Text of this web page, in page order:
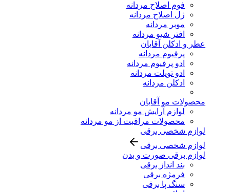
فوم اصلاح مردانه
ژل اصلاح مردانه
موبر مردانه
افتر شیو مردانه
عطر و ادکلن آقایان
پرفیوم مردانه
ادو پرفیوم مردانه
ادو تویلت مردانه
ادکلن مردانه
محصولات مو آقایان
لوازم آرایش مو مردانه
محصولات مراقبت از مو مردانه
لوازم شخصی برقی
لوازم شخصی برقی
لوازم برقی صورت و بدن
بند انداز برقی
فرمژه برقی
سنگ پا برقی